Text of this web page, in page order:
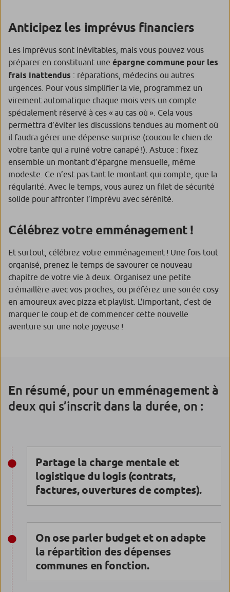
Anticipez les imprévus financiers
Les imprévus sont inévitables, mais vous pouvez vous
préparer en constituant une épargne commune pour les
frais inattendus : réparations, médecins ou autres
urgences. Pour vous simplifier la vie, programmez un
virement automatique chaque mois vers un compte
spécialement réservé à ces « au cas où ». Cela vous
permettra d’éviter les discussions tendues au moment où
il faudra gérer une dépense surprise (coucou le chien de
votre tante qui a ruiné votre canapé !). Astuce : fixez
ensemble un montant d’épargne mensuelle, même
modeste. Ce n’est pas tant le montant qui compte, que la
régularité. Avec le temps, vous aurez un filet de sécurité
solide pour affronter l’imprévu avec sérénité.
Célébrez votre emménagement !
Et surtout, célébrez votre emménagement ! Une fois tout
organisé, prenez le temps de savourer ce nouveau
chapitre de votre vie à deux. Organisez une petite
crémaillère avec vos proches, ou préférez une soirée cosy
en amoureux avec pizza et playlist. L’important, c’est de
marquer le coup et de commencer cette nouvelle
aventure sur une note joyeuse !
En résumé, pour un emménagement à
deux qui s’inscrit dans la durée, on :
Partage la charge mentale et
logistique du logis (contrats,
factures, ouvertures de comptes).
On ose parler budget et on adapte
la répartition des dépenses
communes en fonction.